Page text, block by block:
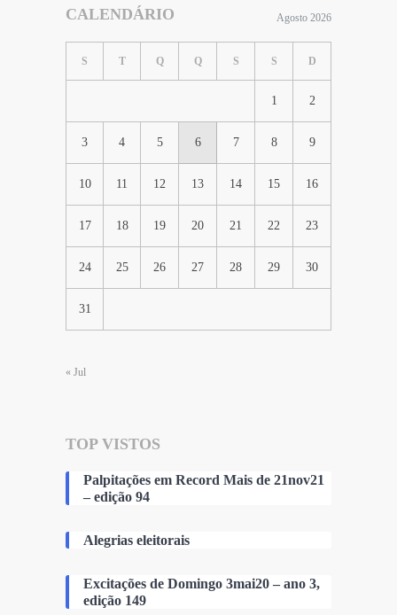
CALENDÁRIO Agosto 2026
S T Q Q S S D
1 2
3 4 5 6 7 8 9
10 11 12 13 14 15 16
17 18 19 20 21 22 23
24 25 26 27 28 29 30
31
« Jul
TOP VISTOS
Palpitações em Record Mais de 21nov21
– edição 94
Alegrias eleitorais
Excitações de Domingo 3mai20 – ano 3,
edição 149